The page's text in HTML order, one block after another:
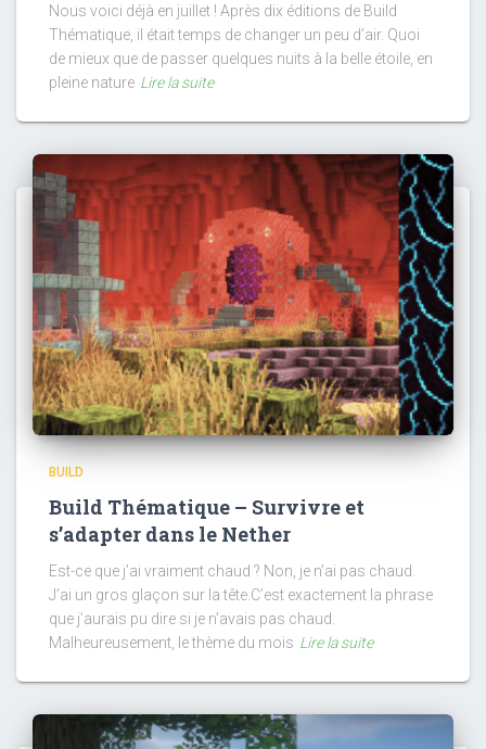
Nous voici déjà en juillet ! Après dix éditions de Build
Thématique, il était temps de changer un peu d’air. Quoi
de mieux que de passer quelques nuits à la belle étoile, en
pleine nature Lire la suite
BUILD
Build Thématique – Survivre et
s’adapter dans le Nether
Est-ce que j’ai vraiment chaud ? Non, je n’ai pas chaud.
J’ai un gros glaçon sur la tête.C’est exactement la phrase
que j’aurais pu dire si je n’avais pas chaud.
Malheureusement, le thème du mois Lire la suite